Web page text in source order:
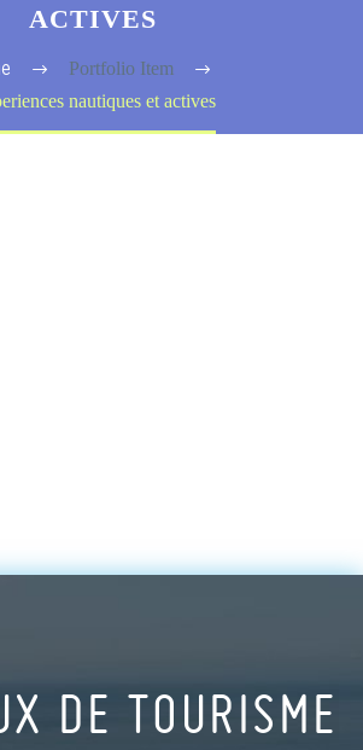
ACTIVES
Portfolio Item
nautiques et actives
DE TOURISME